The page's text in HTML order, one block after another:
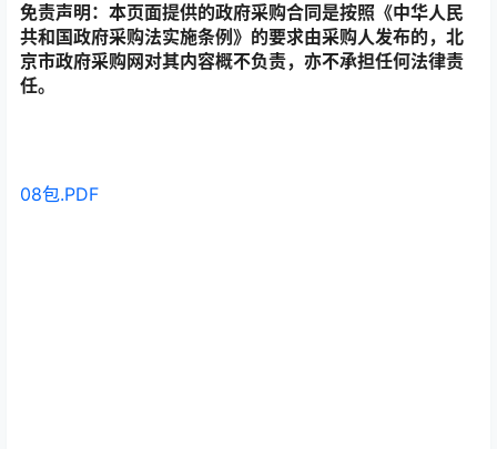
免责声明：本页面提供的政府采购合同是按照《中华人民
共和国政府采购法实施条例》的要求由采购人发布的，北
京市政府采购网对其内容概不负责，亦不承担任何法律责
任。
08包.PDF